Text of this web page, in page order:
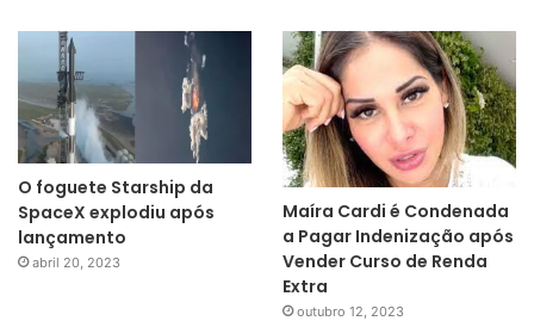
O foguete Starship da
SpaceX explodiu após
lançamento
abril 20, 2023
Maíra Cardi é Condenada
a Pagar Indenização após
Vender Curso de Renda
Extra
outubro 12, 2023